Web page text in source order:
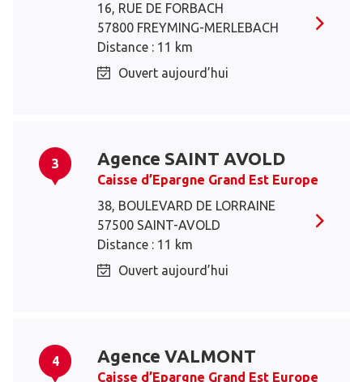
16, RUE DE FORBACH
57800 FREYMING-MERLEBACH
Distance : 11 km
Ouvert aujourd’hui
3 Agence SAINT AVOLD
Caisse d’Epargne Grand Est Europe
38, BOULEVARD DE LORRAINE
57500 SAINT-AVOLD
Distance : 11 km
Ouvert aujourd’hui
4 Agence VALMONT
Caisse d’Epargne Grand Est Europe